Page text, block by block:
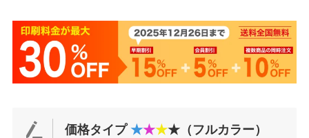
価格タイプ★★★★（フルカラー）